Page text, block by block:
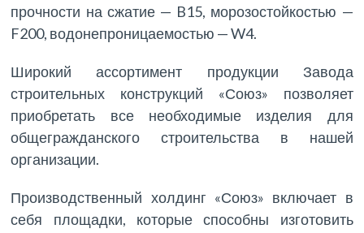
прочности на сжатие — B15, морозостойкостью —
F200, водонепроницаемостью — W4.
Широкий ассортимент продукции Завода
строительных конструкций «Союз» позволяет
приобретать все необходимые изделия для
общегражданского строительства в нашей
организации.
Производственный холдинг «Союз» включает в
себя площадки, которые способны изготовить